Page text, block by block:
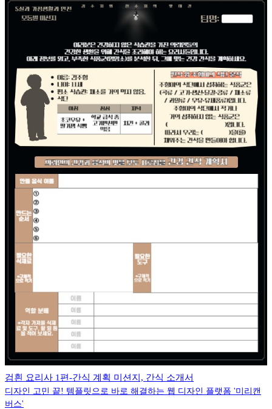
검흰 요리사 1편-간식 계획 미션지, 간식 소개서
디자인 고민 끝! 템플릿으로 바로 해결하는 웹 디자인 플랫폼 '미리캔
버스'